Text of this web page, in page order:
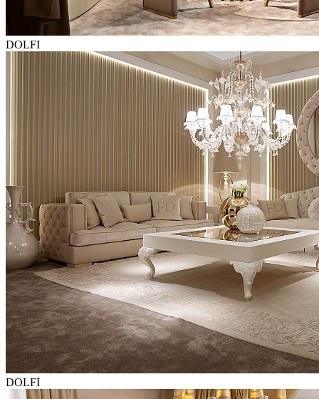
DOLFI
DOLFI